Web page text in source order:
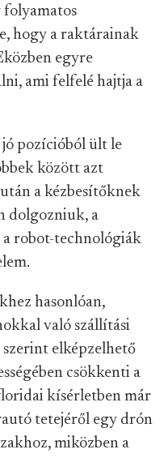
folyamatos
hogy a raktárainak
egyre
ami felfelé hajtja a
jó pozícióból ült le
között azt
a kézbesítőknek
dolgozniuk, a
a robot-technológiák
hasonlóan,
való szállítási
szerint elképzelhető
csökkenti a
kísérletben már
tetejéről egy drón
miközben a